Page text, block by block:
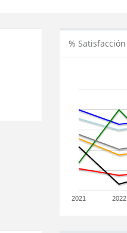
% Satisfacción
2021 2022